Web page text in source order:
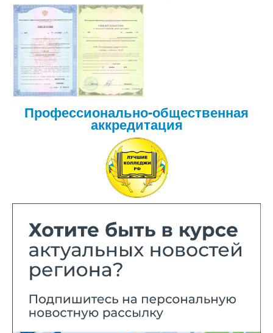
Профессионально-общественная
аккредитация